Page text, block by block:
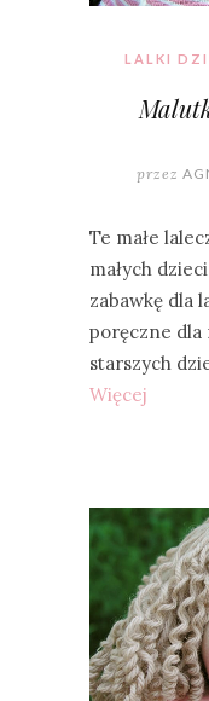
LALKI
przez
Te małe
małych
zabawkę dla
poręczne dla
starszych
Więcej